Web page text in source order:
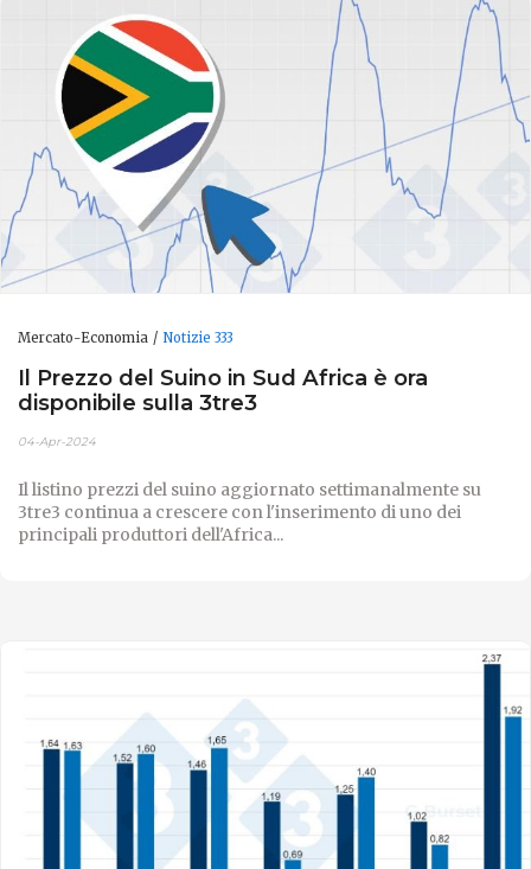
Mercato-Economia Notizie 333
Il Prezzo del Suino in Sud Africa è ora
disponibile sulla 3tre3
04-Apr-2024
Il listino prezzi del suino aggiornato settimanalmente su
3tre3 continua a crescere con l'inserimento di uno dei
principali produttori dell'Africa...